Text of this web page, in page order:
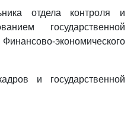
отдела контроля и
государственной
экономического
и государственной